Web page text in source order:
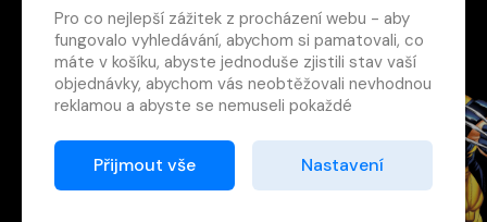
×
Máte u nás již
registrovaný
účet?
Registrací získáte slevu
na zboží ve výši 15 %
Pro co nejlepší zážitek z procházení webu - aby
fungovalo vyhledávání, abychom si pamatovali, co
máte v košíku, abyste jednoduše zjistili stav vaší
objednávky, abychom vás neobtěžovali nevhodnou
reklamou a abyste se nemuseli pokaždé
Proto od vás potřebujeme souhlas se
zpracováním souborů cookies
Přijmout vše Nastavení